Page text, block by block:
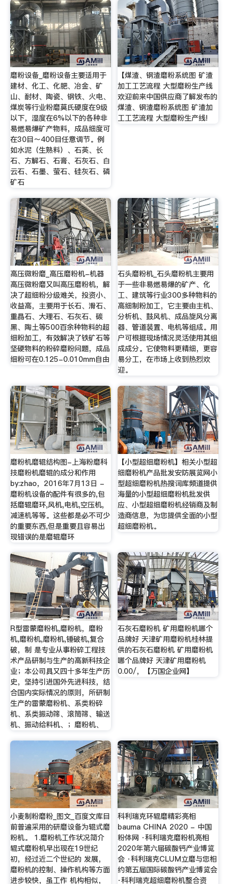
磨粉设备_磨粉设备主要适用于
建材、化工、化肥、冶金、矿
山、耐材、陶瓷、钢铁、火电、
煤炭等行业粉磨莫氏硬度在9级
以下，湿度在6%以下的各种非
易燃易爆矿产物料，成品细度可
在30目～400目任意调节。例
如水泥（生熟料）、石英、长
石、方解石、石膏、石灰石、白
云石、石墨、萤石、硅灰石、磷
矿石
【煤渣、钢渣磨粉系统图 矿渣
加工工艺流程 大型磨粉生产线
欢迎前来中国供应商了解发布的
煤渣、钢渣磨粉系统图 矿渣加
工工艺流程 大型磨粉生产线!
高压微粉磨_高压磨粉机-机器
高压微粉磨又叫高压磨粉机，解
决了超细粉分级难关，投资小、
收益高，主要用于长石、滑石、
重晶石、大理石、石灰石、碳
黑、陶土等500百余种物料的超
细粉加工，有效解决了铁矿石等
坚硬物料的粉碎磨粉问题，成品
细粉可在0.125-0.010mm自由
石头磨粉机_石头磨粉机主要用
于一些非易燃易爆的矿产、化
工、建筑等行业300多种物料的
高细制粉加工，它主要由主机、
分析机、鼓风机、成品旋风分离
器、管道装置、电机等组成。用
户可根据现场情况灵活使用其组
成成分。它使物料更精细，更容
易分工，在市场上收到热烈欢
迎。
磨粉机磨辊结构图-上海粉磨科
技磨粉机磨辊的成分和作用
by:zhao，2016年7月13日 -
磨粉机设备的配件有很多的,包
括磨辊磨环,风机,电机,空压机,
减速机等等。这些都是必不可少
的重要东西,但是重要且容易出
现错误的是磨辊磨环
【小型超细磨粉机】相关小型超
细磨粉机产品批发安防展览网小
型超细磨粉机热搜词库频道提供
海量的小型超细磨粉机批发供
应、小型超细磨粉机经销商及制
造商信息，为您提供全面的小型
超细磨粉机。
R型雷蒙磨粉机,磨粉机，磨粉
机,磨粉机,磨粉机,锤破机,复合
破，制 是专业从事粉碎工程技
术产品研制与生产的高新科技企
业；本公司具又四十多年生产历
史，坚持引进国外先进科技，结
合国内实际情况的原则，所研制
生产的雷蒙磨粉机、系类粉碎
机、系类振动筛、滚筒筛、输送
机、振动给料机、；磨粉机、
石灰石磨粉机 矿用磨粉机哪个
品牌好 天津矿用磨粉机桂林提
供的石灰石磨粉机 矿用磨粉机
哪个品牌好 天津矿用磨粉机
0.00/，【万国企业网】
小麦制粉磨粉_图文_百度文库目
前普遍采用的研磨设备为辊式磨
粉机。 1.磨粉机工作状况简介
辊式磨粉机早出现在19世纪
初，经过近二个世纪的 发展，
磨粉机的控制、操作机构等方面
进步较快，虽工作 机构相似，
科利瑞克环辊磨精彩亮相
bauma CHINA 2020 - 中国
粉体网 ·科利瑞克磨粉机亮相
2020年第六届碳酸钙产业博览
会 ·科利瑞克CLUM立磨与您相
约第五届国际碳酸钙产业博览会
·科利瑞克超细磨粉机整合资